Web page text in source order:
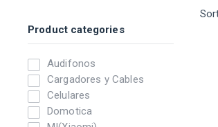
Product categories
Audifonos
Cargadores y Cables
Celulares
Domotica